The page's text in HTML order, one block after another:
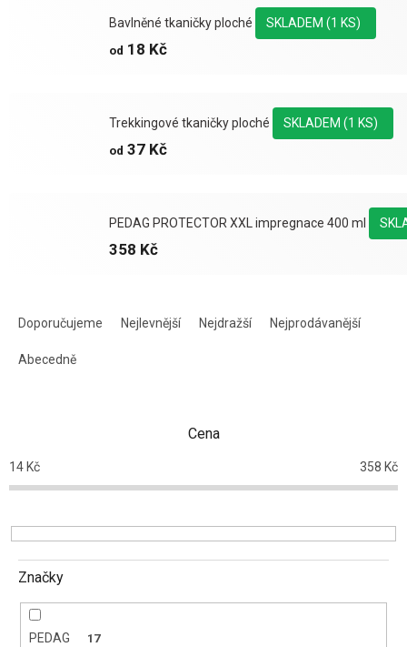
Bavlněné tkaničky ploché SKLADEM (1 KS)
od 18 Kč
Trekkingové tkaničky ploché SKLADEM (1 KS)
od 37 Kč
PEDAG PROTECTOR XXL impregnace 400 ml
358 Kč
o
d
k
t
Doporučujeme Nejlevnější Nejdražší Nejprodávanější
Abecedně
Cena
14 Kč 358 Kč
Značky
PEDAG 17